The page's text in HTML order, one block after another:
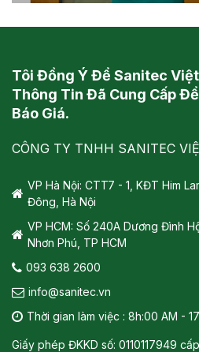
Tôi Đồng Ý Để Sanitec
Thông Tin Đã Cung Cấp
Báo Giá.
CÔNG TY TNHH SANITEC
VP Hà Nội: CTT7 - 1, KĐT Him
Đông, Hà Nội
VP HCM: Số 240A Dương Đình
Nhơn Phú, TP HCM
093 638 2600
info@sanitec.vn
Thời gian làm việc : 8h:00 AM -
Giấy phép ĐKKD số: 0110117949